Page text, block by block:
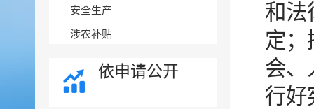
安全生产
涉农补贴
依申请公开
和法
定；
会、
行好